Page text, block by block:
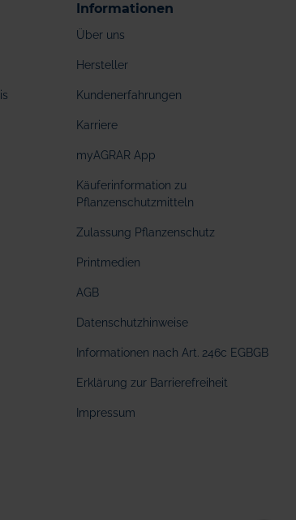
Informationen
Über uns
Hersteller
Kundenerfahrungen
Karriere
myAGRAR App
Käuferinformation zu
Pflanzenschutzmitteln
Zulassung Pflanzenschutz
Printmedien
AGB
Datenschutzhinweise
Informationen nach Art. 246c EGBGB
Erklärung zur Barrierefreiheit
Impressum